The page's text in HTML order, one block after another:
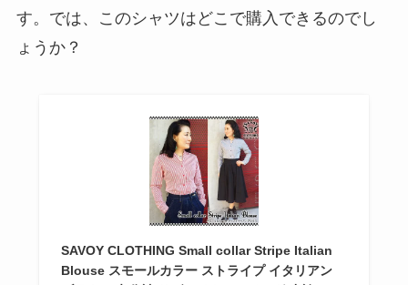
す。では、このシャツはどこで購入できるのでし
ょうか？
SAVOY CLOTHING Small collar Stripe Italian
Blouse スモールカラー ストライプ イタリアン